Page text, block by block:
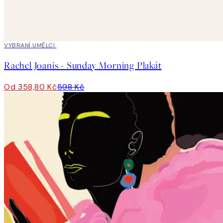
40%*
VYBRANÍ UMĚLCI
Rachel Joanis - Sunday Morning Plakát
Od 358,80 Kč598 Kč